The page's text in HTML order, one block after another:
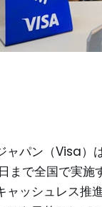
ャパン（Visa
まで全国で実
ャッシュレス